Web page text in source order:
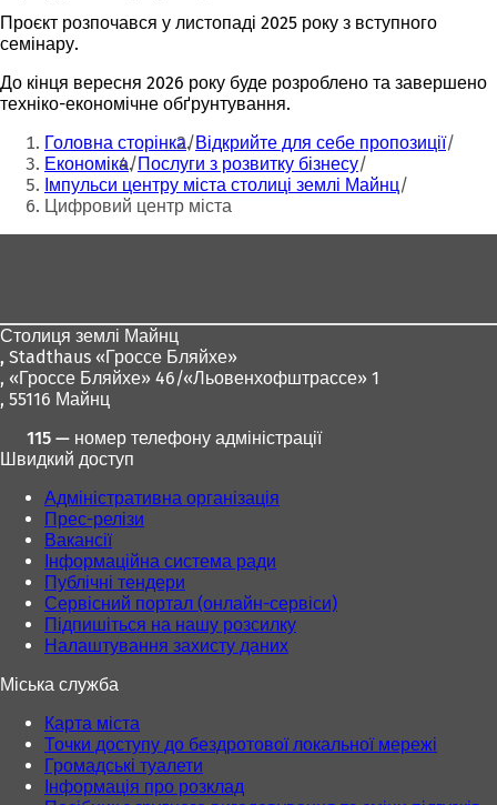
Проєкт розпочався у листопаді 2025 року з вступного
семінару.
До кінця вересня 2026 року буде розроблено та завершено
техніко-економічне обґрунтування.
Ти
тут:
Головна сторінка Відкрийте для себе пропозиції
Економіка Послуги з розвитку бізнесу
Імпульси центру міста столиці землі Майнц
Цифровий центр міста
Столиця землі Майнц
, Stadthaus «Гроссе Бляйхе»
, «Гроссе Бляйхе» 46/«Льовенхофштрассе» 1
, 55116 Майнц
115 — номер телефону адміністрації
Швидкий доступ
Адміністративна організація
Прес-релізи
Вакансії
Інформаційна система ради
Публічні тендери
Сервісний портал (онлайн-сервіси)
Підпишіться на нашу розсилку
Налаштування захисту даних
Міська служба
Карта міста
Точки доступу до бездротової локальної мережі
Громадські туалети
Інформація про розклад